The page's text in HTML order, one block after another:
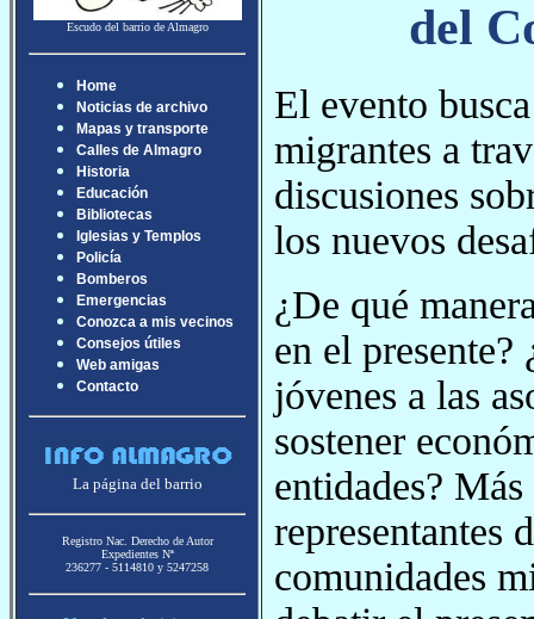
Escudo del barrio de Almagro
Home
Noticias de archivo
Mapas y transporte
Calles de Almagro
Historia
Educación
Bibliotecas
Iglesias y Templos
Policía
Bomberos
Emergencias
Conozca a mis vecinos
Consejos útiles
Web amigas
Contacto
La página del barrio
Registro Nac. Derecho de Autor
Expedientes Nª
236277 - 5114810 y 5247258
del
El evento
migrantes a
discusiones
los nuevos
¿De qué
en el presente?
jóvenes a las
sostener
entidades?
representantes
comunidades